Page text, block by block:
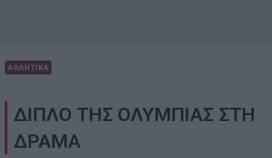
ΑΘΛΗΤΙΚΑ
ΔΙΠΛΟ ΤΗΣ ΟΛΥΜΠΙΑΣ ΣΤΗ
ΔΡΑΜΑ